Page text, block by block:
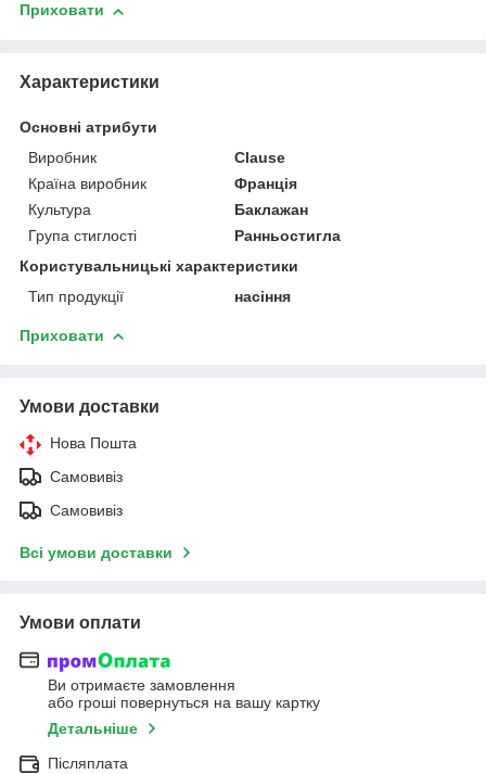
Приховати
Характеристики
Основні атрибути
Виробник
Clause
Країна виробник
Франція
Культура
Баклажан
Група стиглості
Ранньостигла
Користувальницькі характеристики
Тип продукції
насіння
Приховати
Умови доставки
Нова Пошта
Самовивіз
Самовивіз
Всі умови доставки
Умови оплати
Ви отримаєте замовлення
або гроші повернуться на вашу картку
Детальніше
Післяплата